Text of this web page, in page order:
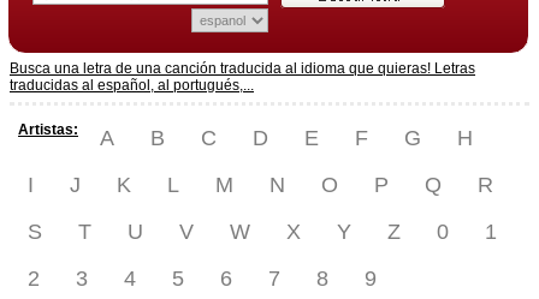
Busca una letra de una canción traducida al idioma que quieras! Letras
traducidas al español, al portugués,...
Artistas: A B C D E F G
H
I
J K L M N O P Q
R
S
T U V W X Y Z 0
1
2
3 4 5 6 7 8 9